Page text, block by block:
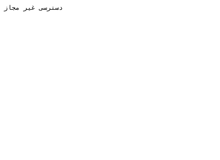
دسترسی غیر مجاز